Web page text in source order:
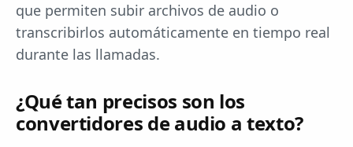
que permiten subir archivos de audio o
transcribirlos automáticamente en tiempo real
durante las llamadas.
¿Qué tan precisos son los
convertidores de audio a texto?